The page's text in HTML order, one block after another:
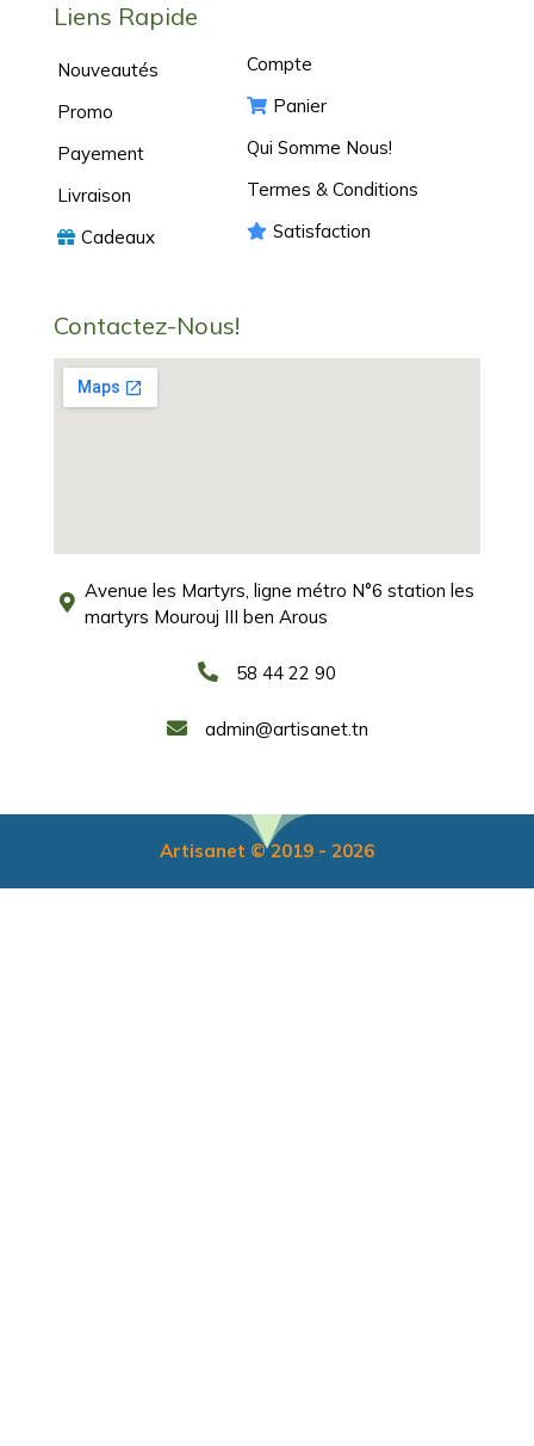
Liens Rapide
Nouveautés
Promo
Payement
Livraison
Cadeaux
Compte
Panier
Qui Somme Nous!
Termes & Conditions
Satisfaction
Contactez-Nous!
Avenue les Martyrs, ligne métro N°6 station les
martyrs Mourouj III ben Arous
58 44 22 90
admin@artisanet.tn
Artisanet © 2019 - 2026